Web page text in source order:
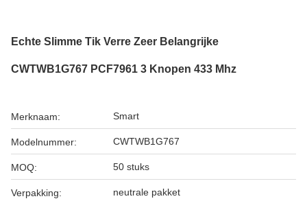
Echte Slimme Tik Verre Zeer Belangrijke
CWTWB1G767 PCF7961 3 Knopen 433 Mhz
Merknaam: Smart
Modelnummer: CWTWB1G767
MOQ: 50 stuks
Verpakking: neutrale pakket